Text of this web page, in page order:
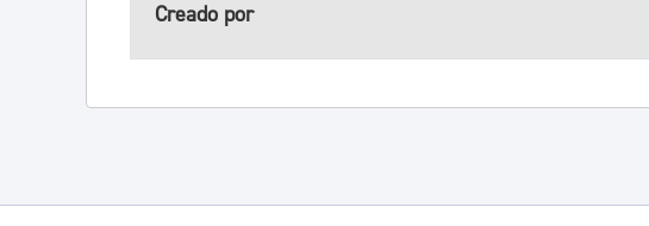
Creado por